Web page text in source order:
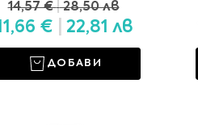
14,57 €|28,50 лв
€ 22,81 лв
ДОБАВИ